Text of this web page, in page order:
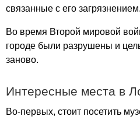
связанные с его загрязнением.
Во время Второй мировой
городе были разрушены и
заново.
Интересные места в
Во-первых, стоит посетить